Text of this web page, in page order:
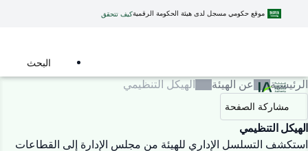
موقع حكومي مسجل لدى هيئة الحكومة الرقميةكيف تتحقق
البحث
الرئيسية عن الهيئة الهيكل التنظيمي
مشاركة الصفحة
الهيكل التنظيمي
استكشف التسلسل الإداري للهيئة من مجلس الإدارة إلى القطاعات